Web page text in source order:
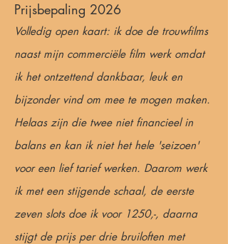
Prijsbepaling 2026
Volledig open kaart: ik doe de trouwfilms
naast mijn commerciële film werk omdat
ik het ontzettend dankbaar, leuk en
bijzonder vind om mee te mogen maken.
Helaas zijn die twee niet financieel in
balans en kan ik niet het hele 'seizoen'
voor een lief tarief werken. Daarom werk
ik met een stijgende schaal, de eerste
zeven slots doe ik voor 1250,-, daarna
stijgt de prijs per drie bruiloften met